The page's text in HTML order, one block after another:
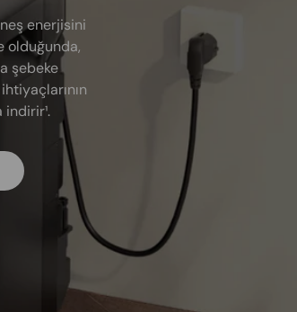
enerjisini
olduğunda,
şebeke
indirir¹.